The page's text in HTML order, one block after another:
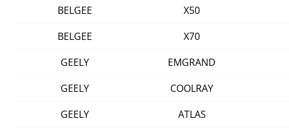
BELGEE
X50
BELGEE
X70
GEELY
EMGRAND
GEELY
COOLRAY
GEELY
ATLAS